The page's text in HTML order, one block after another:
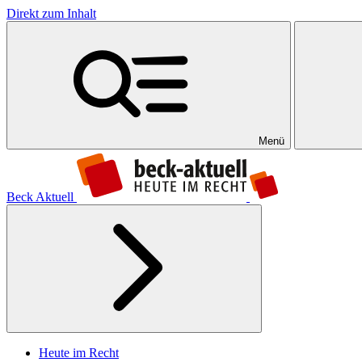
Direkt zum Inhalt
Menü
Beck Aktuell
Heute im Recht